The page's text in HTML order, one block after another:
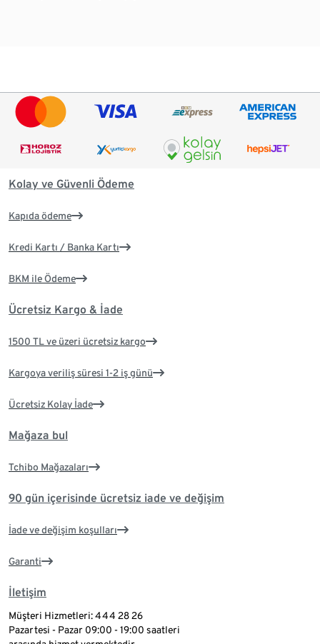
Kolay ve Güvenli Ödeme
Kapıda ödeme
Kredi Kartı / Banka Kartı
BKM ile Ödeme
Ücretsiz Kargo & İade
1500 TL ve üzeri ücretsiz kargo
Kargoya veriliş süresi 1-2 iş günü
Ücretsiz Kolay İade
Mağaza bul
Tchibo Mağazaları
90 gün içerisinde ücretsiz iade ve değişim
İade ve değişim koşulları
Garanti
İletişim
Müşteri Hizmetleri: 444 28 26
Pazartesi - Pazar 09:00 - 19:00 saatleri